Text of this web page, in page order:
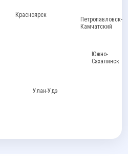
Красноярск
Улан-Удэ
Петропавловск-
Камчатский
Южно-
Сахалинск